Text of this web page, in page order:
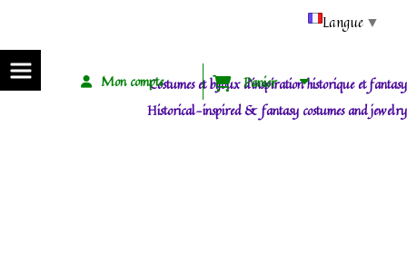
Costumes et bijoux d'inspiration historique et fantasy
Historical-inspired & fantasy costumes and jewelry
Mon compte Panier
Langue ▼